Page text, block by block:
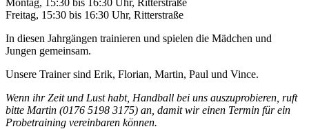
Freitag, 15:30 bis 16:30 Uhr, Ritterstraße
In diesen Jahrgängen trainieren und spielen die Mädchen und
Jungen gemeinsam.
Unsere Trainer sind Erik, Florian, Martin, Paul und Vince.
Wenn ihr Zeit und Lust habt, Handball bei uns auszuprobieren, ruft
bitte Martin (0176 5198 3175) an, damit wir einen Termin für ein
Probetraining vereinbaren können.